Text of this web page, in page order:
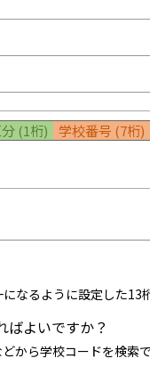
(1桁) 学校番号 (7桁)
なるように設定した13
ばよいですか？
から学校コードを検索で